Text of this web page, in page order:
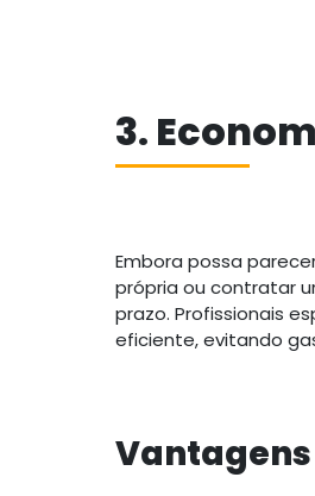
3.
Embora possa
própria ou contratar
prazo. Profissionais
eficiente, evitando